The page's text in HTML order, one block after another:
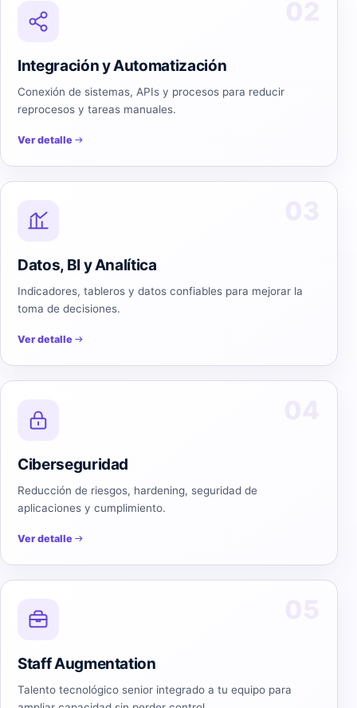
Integración y Automatización
Conexión de sistemas, APIs y procesos para reducir
reprocesos y tareas manuales.
Ver detalle
Datos, BI y Analítica
Indicadores, tableros y datos confiables para mejorar la
toma de decisiones.
Ver detalle
Ciberseguridad
Reducción de riesgos, hardening, seguridad de
aplicaciones y cumplimiento.
Ver detalle
Staff Augmentation
Talento tecnológico senior integrado a tu equipo para